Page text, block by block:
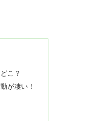
こ？
が凄い！